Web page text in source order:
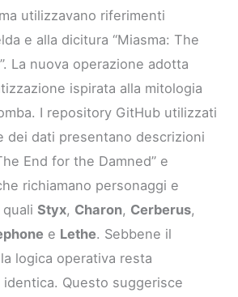
utilizzavano riferimenti
e alla dicitura “Miasma: The
La nuova operazione adotta
ispirata alla mitologia
I repository GitHub utilizzati
dei dati presentano descrizioni
End for the Damned” e
richiamano personaggi e
qualiStyx, Charon, Cerberus,
e Lethe. Sebbene il
logica operativa resta
Questo suggerisce